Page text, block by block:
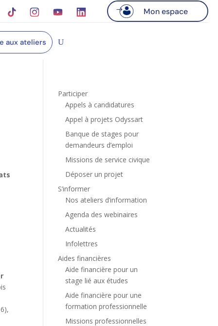
Mon espace
aux ateliers
Participer
Appels à candidatures
Appel à projets Odyssart
Banque de stages pour
demandeurs d’emploi
Missions de service civique
Déposer un projet
S’informer
Nos ateliers d’information
Agenda des webinaires
Actualités
Infolettres
Aides financières
Aide financière pour un
stage lié aux études
Aide financière pour une
formation professionnelle
Missions professionnelles